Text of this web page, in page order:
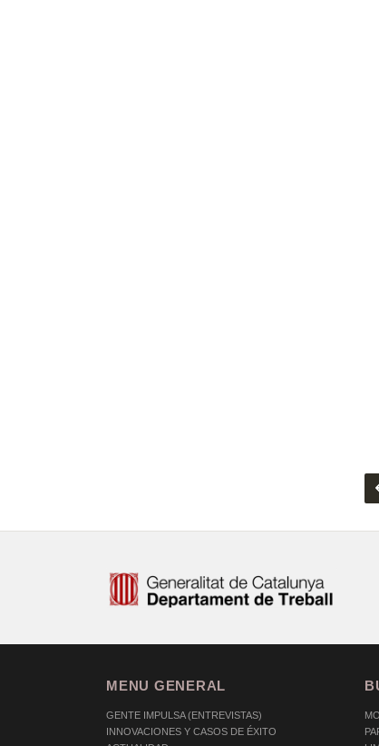
MENU GENERAL
GENTE IMPULSA (ENTREVISTAS)
INNOVACIONES Y CASOS DE ÉXITO